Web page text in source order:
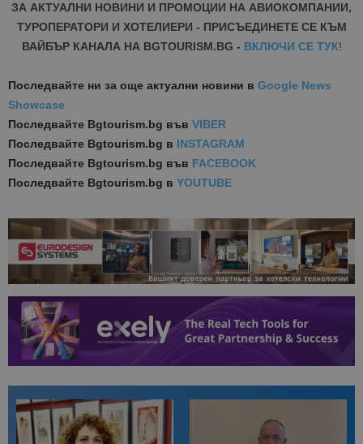
ЗА АКТУАЛНИ НОВИНИ И ПРОМОЦИИ НА АВИОКОМПАНИИ,
ТУРОПЕРАТОРИ И ХОТЕЛИЕРИ - ПРИСЪЕДИНЕТЕ СЕ КЪМ
ВАЙБЪР КАНАЛА НА BGTOURISM.BG - ВКЛЮЧИ СЕ ТУК!
Последвайте ни за още актуални новини в Google News
Showcase
Последвайте Bgtourism.bg във VIBER
Последвайте Bgtourism.bg в INSTAGRAM
Последвайте Bgtourism.bg във FACEBOOK
Последвайте Bgtourism.bg в YOUTUBE